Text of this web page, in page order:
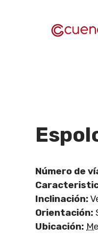
Número de
Inclinación:
Orientación:
Ubicación: